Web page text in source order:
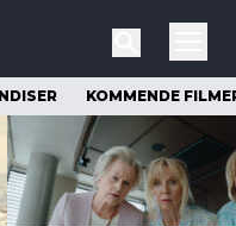
KOMMENDE